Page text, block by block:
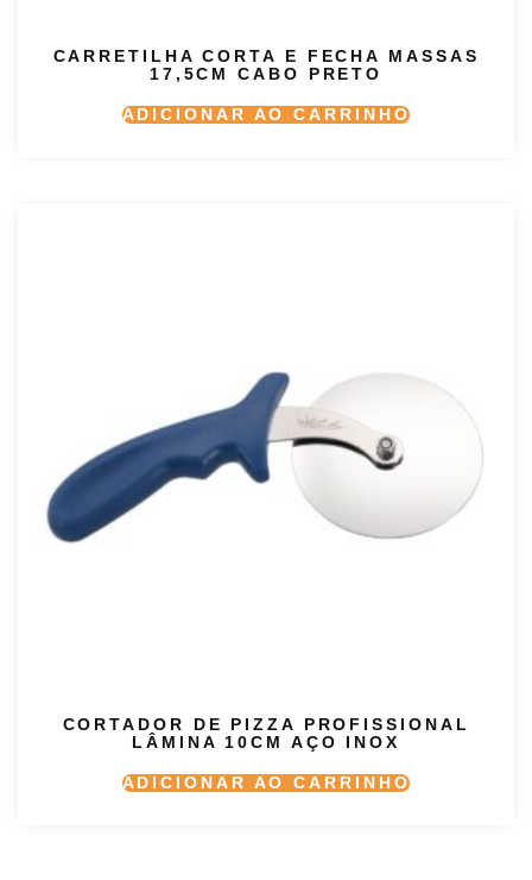
CARRETILHA CORTA E FECHA MASSAS
17,5CM CABO PRETO
ADICIONAR AO CARRINHO
CORTADOR DE PIZZA PROFISSIONAL
LÂMINA 10CM AÇO INOX
ADICIONAR AO CARRINHO